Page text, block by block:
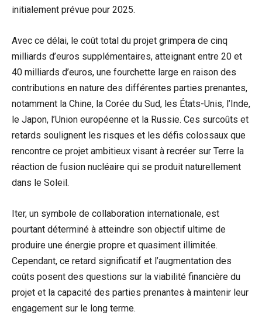
initialement prévue pour 2025.
Avec ce délai, le coût total du projet grimpera de cinq
milliards d’euros supplémentaires, atteignant entre 20 et
40 milliards d’euros, une fourchette large en raison des
contributions en nature des différentes parties prenantes,
notamment la Chine, la Corée du Sud, les États-Unis, l’Inde,
le Japon, l’Union européenne et la Russie. Ces surcoûts et
retards soulignent les risques et les défis colossaux que
rencontre ce projet ambitieux visant à recréer sur Terre la
réaction de fusion nucléaire qui se produit naturellement
dans le Soleil.
Iter, un symbole de collaboration internationale, est
pourtant déterminé à atteindre son objectif ultime de
produire une énergie propre et quasiment illimitée.
Cependant, ce retard significatif et l’augmentation des
coûts posent des questions sur la viabilité financière du
projet et la capacité des parties prenantes à maintenir leur
engagement sur le long terme.